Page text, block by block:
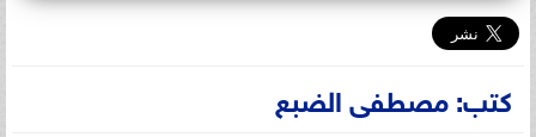
كتب: مصطفى الضبع